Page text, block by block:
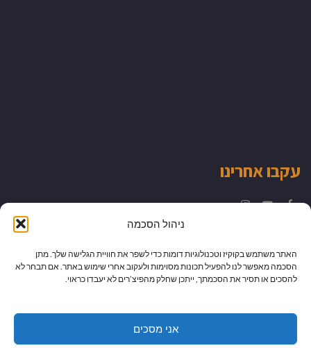
ניהול הסכמה
האתר משתמש בקוקיז וטכנולוגיות דומות כדי לשפר את חוויית הגלישה שלך. מתן
הסכמה מאפשר לנו להפעיל תכונות מסוימות ולעקוב אחרי שימוש באתר. אם תבחר לא
להסכים או תסיר את הסכמתך, ייתכן שחלק מהפיצ’רים לא יעבדו כראוי.
אני מסכים
עקבו אחרינו